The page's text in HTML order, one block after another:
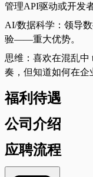
管理API驱动或开发
AI/数据科学：领导
验——重大优势。
思维：喜欢在混乱中
奏，但知道如何在企
福利待遇
公司介绍
应聘流程